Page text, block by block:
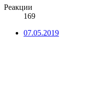
Реакции
169
07.05.2019